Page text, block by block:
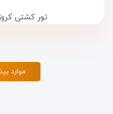
تور کشتی
موارد